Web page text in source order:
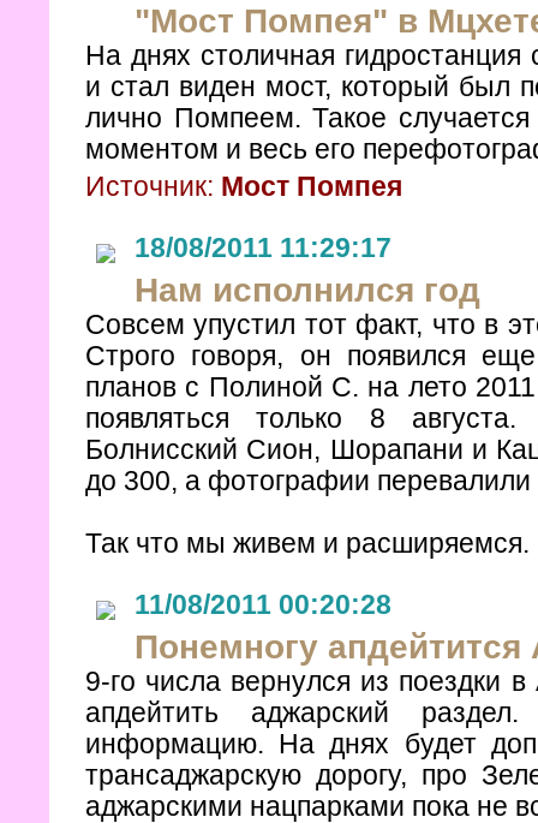
"Мост Помпея" в
На днях столичная
и стал виден мост, который был
лично Помпеем. Такое
моментом и весь его
Источник: Мост Помпея
18/08/2011 11:29:17
Нам исполнился год
Совсем упустил тот факт, что в
Строго говоря, он появился
планов с Полиной С. на лето
появляться только 8
Болнисский Сион, Шорапани и
до 300, а фотографии перевалили
Так что мы живем и расширяемся.
11/08/2011 00:20:28
Понемногу
9-го числа вернулся из поездки
апдейтить аджарский
информацию. На днях будет
трансаджарскую дорогу, про
аджарскими нацпарками пока не